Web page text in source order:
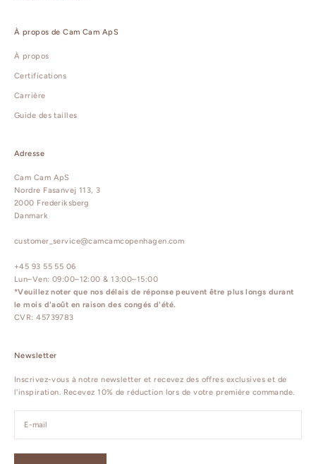
À propos de Cam Cam ApS
À propos
Certifications
Carrière
Guide des tailles
Adresse
Cam Cam ApS
Nordre Fasanvej 113, 3
2000 Frederiksberg
Danmark
customer_service@camcamcopenhagen.com
+45 93 55 55 06
Lun–Ven: 09:00–12:00 & 13:00–15:00
*Veuillez noter que nos délais de réponse peuvent être plus longs durant
le mois d'août en raison des congés d'été.
CVR: 45739783
Newsletter
Inscrivez-vous à notre newsletter et recevez des offres exclusives et de
l'inspiration. Recevez 10% de réduction lors de votre première commande.